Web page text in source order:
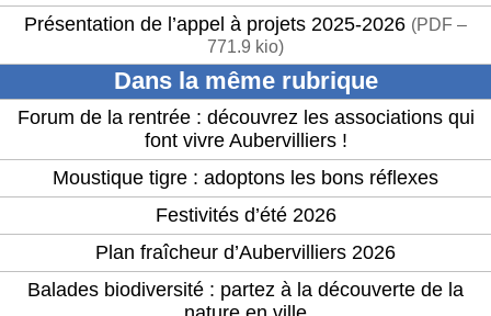
Présentation de l’appel à projets 2025-2026 (PDF –
771.9 kio)
Dans la même rubrique
Forum de la rentrée : découvrez les associations qui
font vivre Aubervilliers !
Moustique tigre : adoptons les bons réflexes
Festivités d’été 2026
Plan fraîcheur d’Aubervilliers 2026
Balades biodiversité : partez à la découverte de la